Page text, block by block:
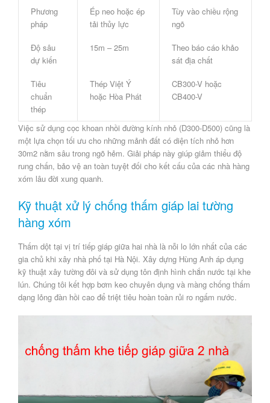
Phương
pháp
Ép neo hoặc ép
tải thủy lực
Tùy vào chiều rộng
ngõ
Độ sâu
dự kiến
15m – 25m
Theo báo cáo khảo
sát địa chất
Tiêu
chuẩn
thép
Thép Việt Ý
hoặc Hòa Phát
CB300-V hoặc
CB400-V
Việc sử dụng cọc khoan nhồi đường kính nhỏ (D300-D500) cũng là
một lựa chọn tối ưu cho những mảnh đất có diện tích nhỏ hơn
30m2 nằm sâu trong ngõ hẻm. Giải pháp này giúp giảm thiểu độ
rung chấn, bảo vệ an toàn tuyệt đối cho kết cấu của các nhà hàng
xóm lâu đời xung quanh.
Kỹ thuật xử lý chống thấm giáp lai tường
hàng xóm
Thấm dột tại vị trí tiếp giáp giữa hai nhà là nỗi lo lớn nhất của các
gia chủ khi xây nhà phố tại Hà Nội. Xây dựng Hùng Anh áp dụng
kỹ thuật xây tường đôi và sử dụng tôn định hình chắn nước tại khe
lún. Chúng tôi kết hợp bơm keo chuyên dụng và màng chống thấm
dạng lỏng đàn hồi cao để triệt tiêu hoàn toàn rủi ro ngấm nước.